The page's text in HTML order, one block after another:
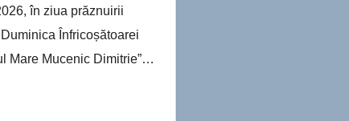
în ziua prăznuirii
Înfricoșătoarei
Mare Mucenic Dimitrie”…